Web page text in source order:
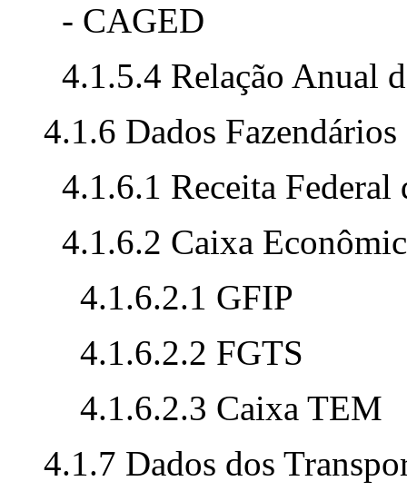
- CAGED
4.1.5.4 Relação Anual
4.1.6 Dados Fazendários
4.1.6.1 Receita Federal
4.1.6.2 Caixa
4.1.6.2.1 GFIP
4.1.6.2.2 FGTS
4.1.6.2.3 Caixa TEM
4.1.7 Dados dos